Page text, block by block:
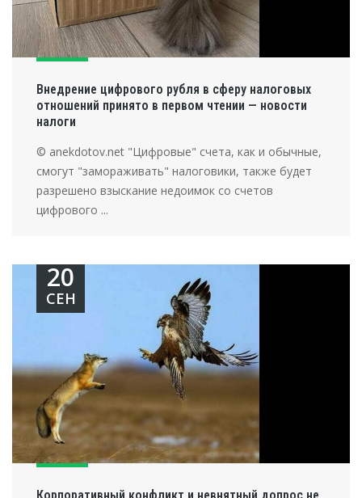
Внедрение цифрового рубля в сферу налоговых
отношений принято в первом чтении — новости
налоги
© anekdotov.net "Цифровые" счета, как и обычные,
смогут "замораживать" налоговики, также будет
разрешено взыскание недоимок со счетов
цифрового ...
20
СЕН